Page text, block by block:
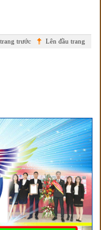
Lên đầu trang
trước